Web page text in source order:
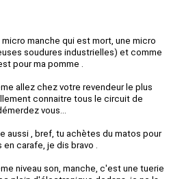
manche qui est mort, une micro
soudures industrielles) et comme
pour ma pomme .
allez chez votre revendeur le plus
connaitre tous le circuit de
vous...
aussi , bref, tu achètes du matos pour
carafe, je dis bravo .
niveau son, manche, c'est une tuerie